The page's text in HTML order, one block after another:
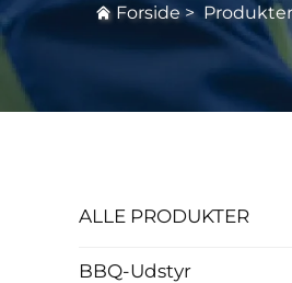
Forside > Produkter
ALLE PRODUKTER
BBQ-Udstyr